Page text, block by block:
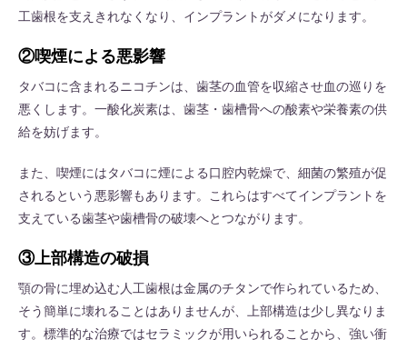
工歯根を支えきれなくなり、インプラントがダメになります。
②喫煙による悪影響
タバコに含まれるニコチンは、歯茎の血管を収縮させ血の巡りを
悪くします。一酸化炭素は、歯茎・歯槽骨への酸素や栄養素の供
給を妨げます。
また、喫煙にはタバコに煙による口腔内乾燥で、細菌の繁殖が促
されるという悪影響もあります。これらはすべてインプラントを
支えている歯茎や歯槽骨の破壊へとつながります。
③上部構造の破損
顎の骨に埋め込む人工歯根は金属のチタンで作られているため、
そう簡単に壊れることはありませんが、上部構造は少し異なりま
す。標準的な治療ではセラミックが用いられることから、強い衝